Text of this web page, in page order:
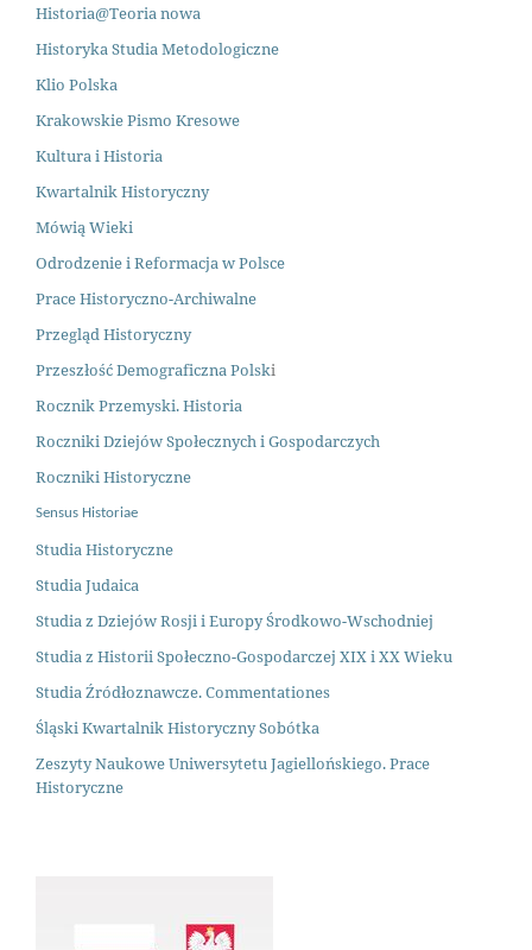
Historia@Teoria nowa
Historyka Studia Metodologiczne
Klio Polska
Krakowskie Pismo Kresowe
Kultura i Historia
Kwartalnik Historyczny
Mówią Wieki
Odrodzenie i Reformacja w Polsce
Prace Historyczno-Archiwalne
Przegląd Historyczny
Przeszłość Demograficzna Polski
Rocznik Przemyski. Historia
Roczniki Dziejów Społecznych i Gospodarczych
Roczniki Historyczne
Sensus Historiae
Studia Historyczne
Studia Judaica
Studia z Dziejów Rosji i Europy Środkowo-Wschodniej
Studia z Historii Społeczno-Gospodarczej XIX i XX Wieku
Studia Źródłoznawcze. Commentationes
Śląski Kwartalnik Historyczny Sobótka
Zeszyty Naukowe Uniwersytetu Jagiellońskiego. Prace
Historyczne